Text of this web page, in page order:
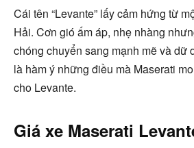
Cái tên “Levante” lấy cảm hứng từ
Hải. Cơn gió ấm áp, nhẹ nhàng
chóng chuyển sang mạnh mẽ và dữ
là hàm ý những điều mà Maserati
cho Levante.
Giá xe Maserati